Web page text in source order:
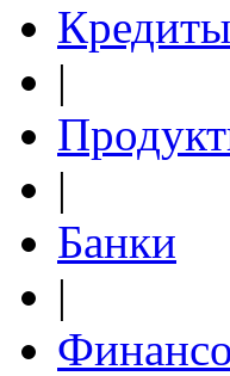
Кредиты
|
|
Банки
|